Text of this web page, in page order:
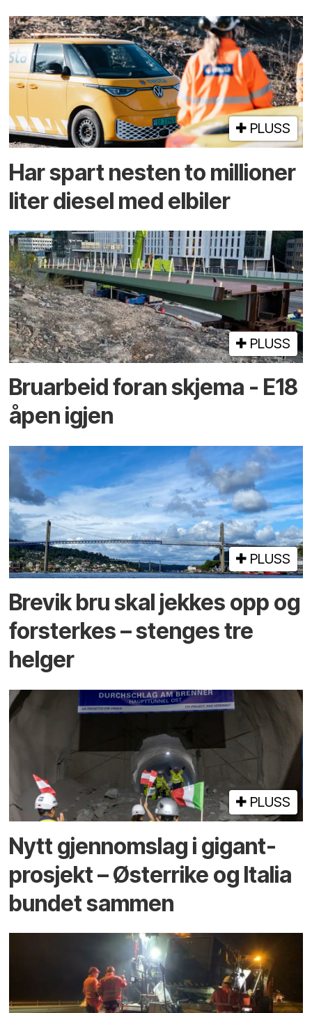
PLUSS
Har spart nesten to millioner
liter diesel med elbiler
PLUSS
Bruarbeid foran skjema - E18
åpen igjen
PLUSS
Brevik bru skal jekkes opp og
forsterkes – stenges tre
helger
PLUSS
Nytt gjennomslag i gigant­
prosjekt – Østerrike og Italia
bundet sammen